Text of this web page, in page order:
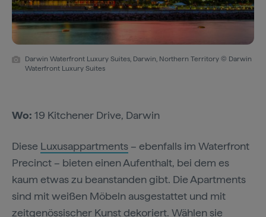
Darwin Waterfront Luxury Suites, Darwin, Northern Territory © Darwin
Waterfront Luxury Suites
Wo: 19 Kitchener Drive, Darwin
Diese Luxusappartments – ebenfalls im Waterfront
Precinct – bieten einen Aufenthalt, bei dem es
kaum etwas zu beanstanden gibt. Die Apartments
sind mit weißen Möbeln ausgestattet und mit
zeitgenössischer Kunst dekoriert. Wählen sie